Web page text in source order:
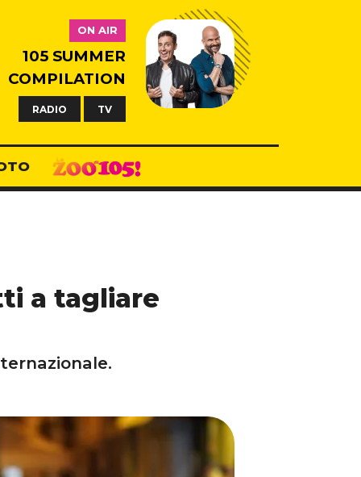
ON AIR
105 SUMMER
COMPILATION
RADIO TV
a tagliare